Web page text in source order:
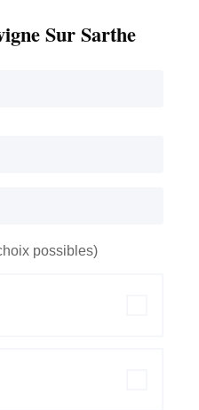
Sur Sarthe
possibles)